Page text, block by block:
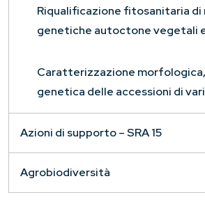
Riqualificazione fitosanitaria di
genetiche autoctone vegetali
Lazio – FITOVAR
Caratterizzazione
genetica delle accessioni di
vulgaris e P. coccineus,
dell’Aniene
Azioni di supporto – SRA 15
Agrobiodiversità